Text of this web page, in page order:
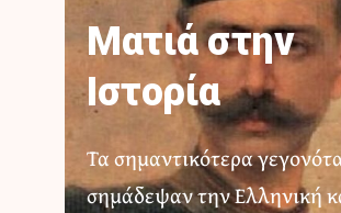
Ματιά στην
Ιστορία
Τα σημαντικότερα
σημάδεψαν την Ελληνική